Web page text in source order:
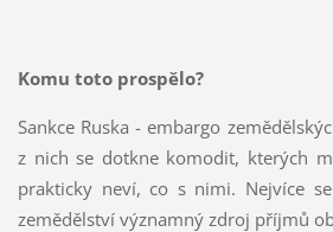
Komu toto prospělo?
Sankce Ruska - embargo
z nich se dotkne komodit, kterých
prakticky neví, co s nimi. Nejvíce
zemědělství významný zdroj příjmů